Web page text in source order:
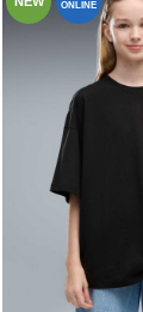
ONLINE